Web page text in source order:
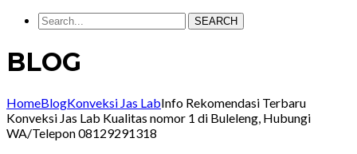
SEARCH
BLOG
HomeBlogKonveksi Jas LabInfo Rekomendasi Terbaru
Konveksi Jas Lab Kualitas nomor 1 di Buleleng, Hubungi
WA/Telepon 08129291318